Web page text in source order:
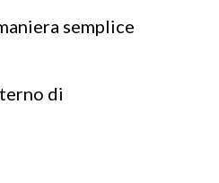
semplice
di